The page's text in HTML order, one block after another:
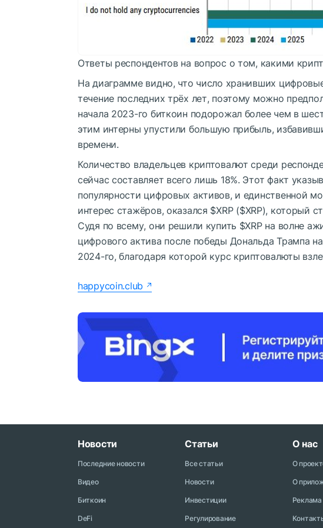
Ответы респондентов на вопрос о том, какими
На диаграмме видно, что число хранивших
течение последних трёх лет, поэтому можно
начала 2023-го биткоин подорожал более чем в
этим интерны упустили большую прибыль,
времени.
Количество владельцев криптовалют среди
сейчас составляет всего лишь 18%. Этот факт
популярности цифровых активов, и единственной
интерес стажёров, оказался $XRP($XRP), который
Судя по всему, они решили купить $XRPна волне
цифрового актива после победы Дональда Трампа
2024-го, благодаря которой курс криптовалюты
happycoin.club
Новости
Последние новости
Видео
Биткоин
DeFi
Статьи
Все статьи
Новости
Инвестиции
Регулирование
О нас
О
О
Реклама